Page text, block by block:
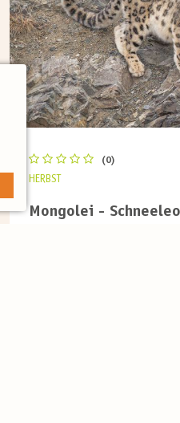
(0)
HERBST
Mongolei -